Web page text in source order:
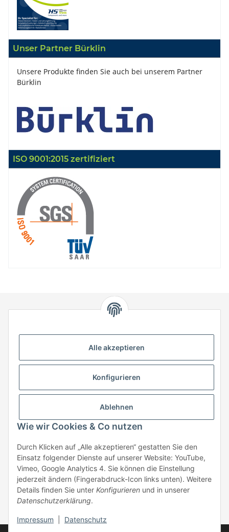
Unser Partner Bürklin
Unsere Produkte finden Sie auch bei unserem Partner
Bürklin
ISO 9001:2015 zertifiziert
74538 Rosengarten-Uttenhofen
Telefon: +49 (0) 7907 943 690
Fax: +49 (0) 7907 942 0222
Mail:info@hstronic-gmbh.de
Beratung:+49 (0) 7907 943690
Anfragen oder Muster anfordern:
info@hstronic-gmbh.de
* Alle Preise zzgl. gesetzlicher USt., zzgl.
Alle akzeptieren
Konfigurieren
Ablehnen
Wie wir Cookies & Co nutzen
Durch Klicken auf „Alle akzeptieren“ gestatten Sie den
Einsatz folgender Dienste auf unserer Website: YouTube,
Vimeo, Google Analytics 4. Sie können die Einstellung
jederzeit ändern (Fingerabdruck-Icon links unten). Weitere
Details finden Sie unter Konfigurieren und in unserer
Datenschutzerklärung.
Impressum Datenschutz